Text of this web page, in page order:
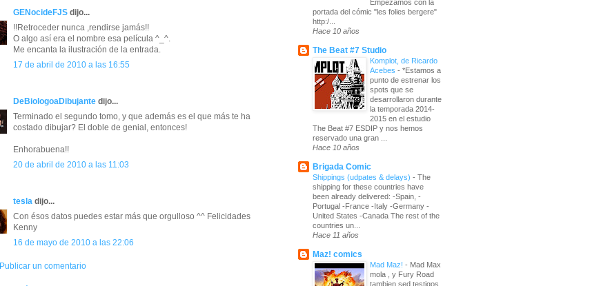
GENocideFJS dijo...
!!Retroceder nunca ,rendirse jamás!!
O algo así era el nombre esa película ^_^.
Me encanta la ilustración de la entrada.
17 de abril de 2010 a las 16:55
DeBiologoaDibujante dijo...
Terminado el segundo tomo, y que además es el que más te ha
costado dibujar? El doble de genial, entonces!
Enhorabuena!!
20 de abril de 2010 a las 11:03
tesla dijo...
Con ésos datos puedes estar más que orgulloso ^^ Felicidades
Kenny
16 de mayo de 2010 a las 22:06
Publicar un comentario
Empezamos con la
portada del cómic "les folies bergere"
http:/...
Hace 10 años
The Beat #7 Studio
Komplot, de Ricardo
Acebes - *Estamos a
punto de estrenar los
spots que se
desarrollaron durante
la temporada 2014-
2015 en el estudio
The Beat #7 ESDIP y nos hemos
reservado una gran ...
Hace 10 años
Brigada Comic
Shippings (udpates & delays) - The
shipping for these countries have
been already delivered: -Spain, -
Portugal -France -Italy -Germany -
United States -Canada The rest of the
countries un...
Hace 11 años
Maz! comics
Mad Maz! - Mad Max
mola , y Fury Road
tambien sed testigos